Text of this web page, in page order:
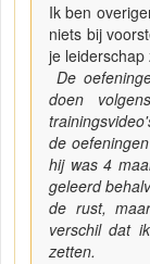
Ik ben
niets bij
je leiderschap
De
doen
de
hij was 4
geleerd
de rust,
verschil dat
zetten.